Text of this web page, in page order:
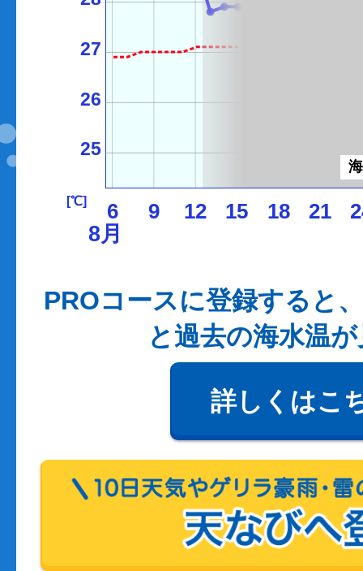
6 9 12 15 18 21
25
26
27
[℃]
8月
PROコースに登録すると
と過去の海水温
詳しくはこ